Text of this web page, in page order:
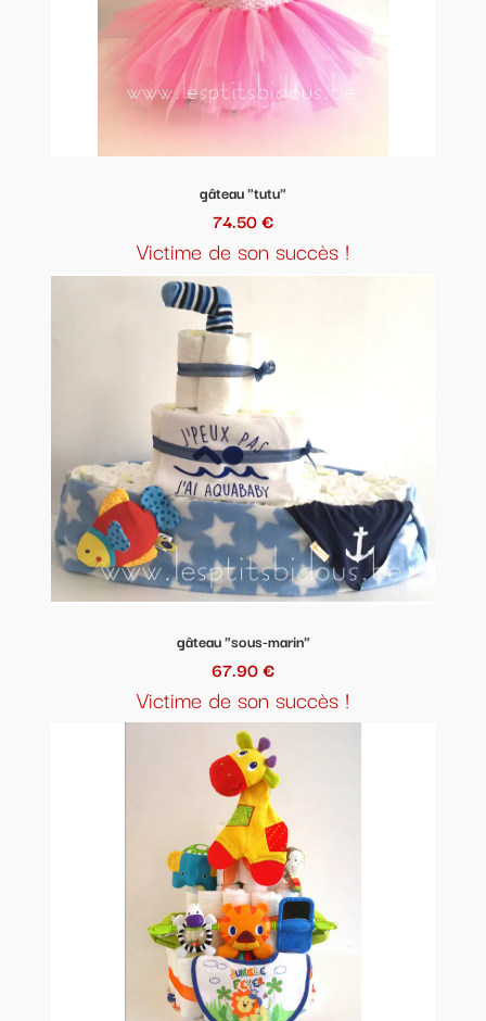
gâteau "tutu"
74.50 €
Victime de son succès !
gâteau "sous-marin"
67.90 €
Victime de son succès !
60 pampers +peluche Minnie + 1 bavoir +
1 biberon doddie + 1 attache tetine personnalisée
+ 1 cadre prénom + couronne (déco)
Prix : 72,90 euros